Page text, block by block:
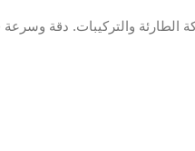
والتركيبات. دقة وسرعة في